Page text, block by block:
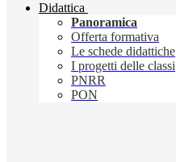
Didattica
Panoramica
Offerta formativa
Le schede didattiche
I progetti delle classi
PNRR
PON